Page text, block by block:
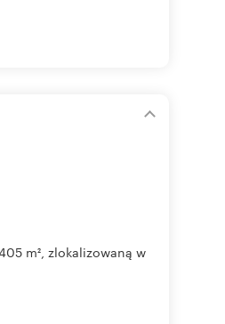
m², zlokalizowaną w